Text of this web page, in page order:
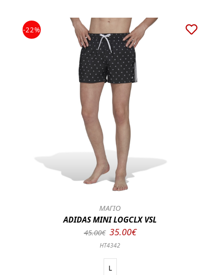
-22%
ΜΑΓΙΟ
ADIDAS MINI LOGCLX VSL
45.00€ 35.00€
HT4342
L